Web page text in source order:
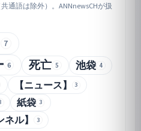
通語は除外）。ANNnewsCHが扱
7
6 死亡 5 池袋 4
【ニュース】 3
紙袋 3
ル】 3